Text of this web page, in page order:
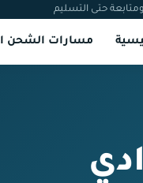
حتى التسليم
مسارات الشحن